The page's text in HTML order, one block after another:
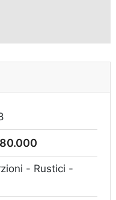
- Rustici -